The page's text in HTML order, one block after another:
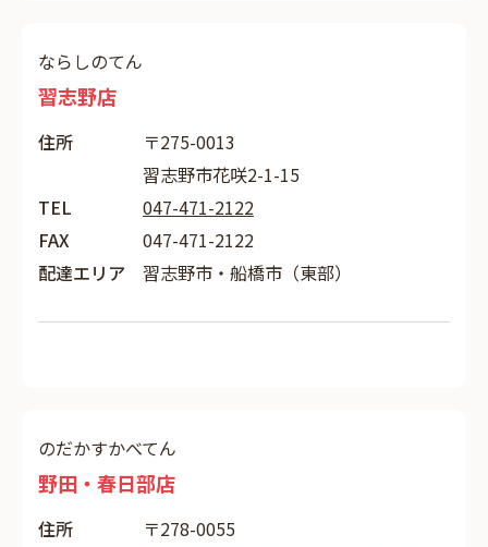
ならしのてん
習志野店
住所
〒275-0013
習志野市花咲2-1-15
TEL
047-471-2122
FAX
047-471-2122
配達エリア
習志野市・船橋市（東部）
のだかすかべてん
野田・春日部店
住所
〒278-0055